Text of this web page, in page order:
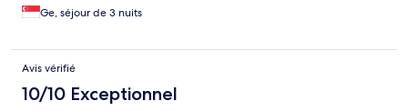
Ge, séjour de 3 nuits
Avis vérifié
10/10 Exceptionnel